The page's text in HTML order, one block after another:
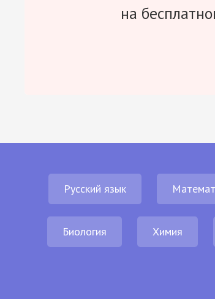
на
Русский язык
Биология Химия